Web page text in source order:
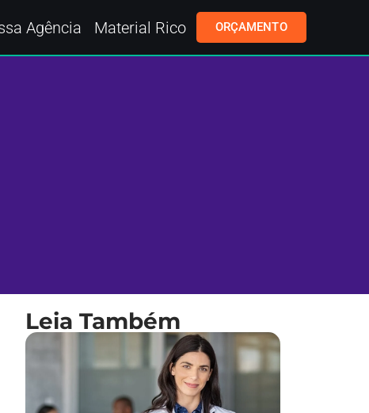
Agência Material Rico ORÇAMENTO
Leia Também